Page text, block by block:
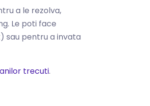
a le rezolva,
Le poti face
sau pentru a invata
anilor trecuti.